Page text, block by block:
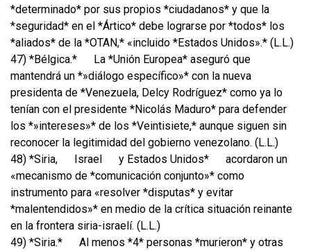
*determinado* por sus propios *ciudadanos* y que la
*seguridad* en el *Ártico* debe lograrse por *todos* los
*aliados* de la *OTAN,* «incluido *Estados Unidos».* (L.L.)
47) *Bélgica.*
La *Unión Europea* aseguró que
mantendrá un *»diálogo específico»* con la nueva
presidenta de *Venezuela, Delcy Rodríguez* como ya lo
tenían con el presidente *Nicolás Maduro* para defender
los *»intereses»* de los *Veintisiete,* aunque siguen sin
reconocer la legitimidad del gobierno venezolano. (L.L.)
48) *Siria,
Israel y Estados Unidos*
acordaron un
«mecanismo de *comunicación conjunto»* como
instrumento para «resolver *disputas* y evitar
*malentendidos»* en medio de la crítica situación reinante
en la frontera siria-israelí. (L.L.)
49) *Siria.*
Al menos *4* personas *murieron* y otras